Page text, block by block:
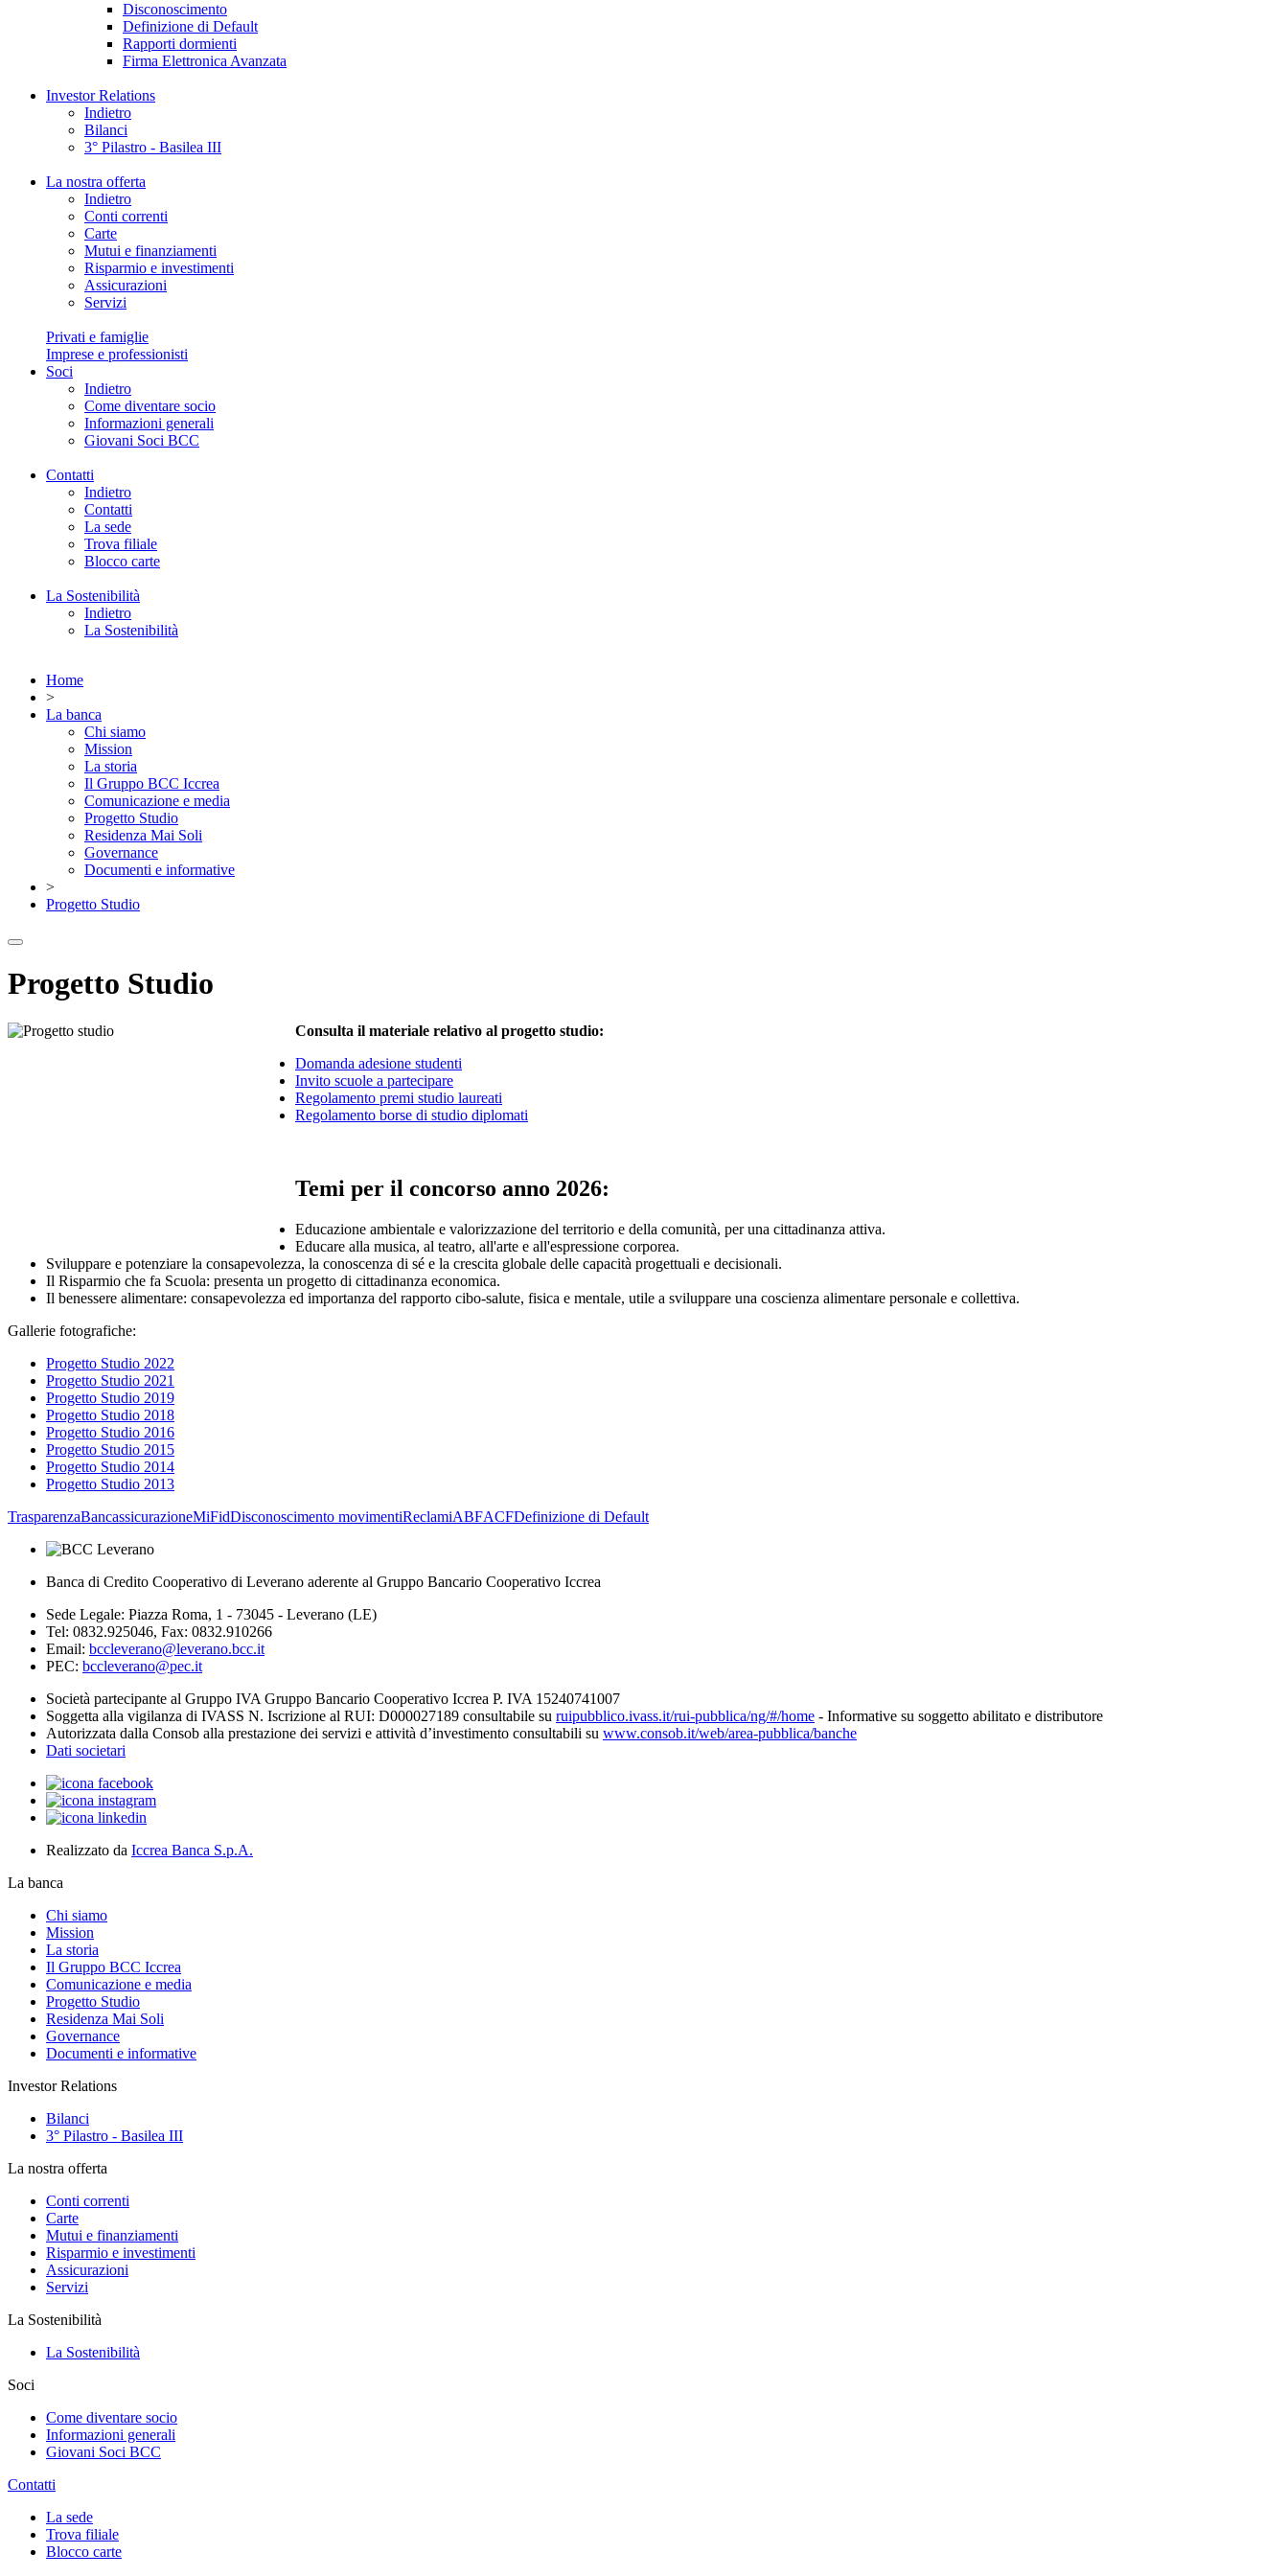
Disconoscimento
Definizione di Default
Rapporti dormienti
Firma Elettronica Avanzata
Investor Relations
Indietro
Bilanci
3° Pilastro - Basilea III
La nostra offerta
Indietro
Conti correnti
Carte
Mutui e finanziamenti
Risparmio e investimenti
Assicurazioni
Servizi
Privati e famiglie
Imprese e professionisti
Soci
Indietro
Come diventare socio
Informazioni generali
Giovani Soci BCC
Contatti
Indietro
Contatti
La sede
Trova filiale
Blocco carte
La Sostenibilità
Indietro
La Sostenibilità
Home
>
La banca
Chi siamo
Mission
La storia
Il Gruppo BCC Iccrea
Comunicazione e media
Progetto Studio
Residenza Mai Soli
Governance
Documenti e informative
>
Progetto Studio
Progetto Studio
Consulta il materiale relativo al progetto studio:
Domanda adesione studenti
Invito scuole a partecipare
Regolamento premi studio laureati
Regolamento borse di studio diplomati
Temi per il concorso anno 2026:
Educazione ambientale e valorizzazione del territorio e della comunità, per una cittadinanza attiva.
Educare alla musica, al teatro, all'arte e all'espressione corporea.
Sviluppare e potenziare la consapevolezza, la conoscenza di sé e la crescita globale delle capacità progettuali e decisionali.
Il Risparmio che fa Scuola: presenta un progetto di cittadinanza economica.
Il benessere alimentare: consapevolezza ed importanza del rapporto cibo-salute, fisica e mentale, utile a sviluppare una coscienza alimentare personale e collettiva.
Gallerie fotografiche:
Progetto Studio 2022
Progetto Studio 2021
Progetto Studio 2019
Progetto Studio 2018
Progetto Studio 2016
Progetto Studio 2015
Progetto Studio 2014
Progetto Studio 2013
TrasparenzaBancassicurazioneMiFidDisconoscimento movimentiReclamiABFACFDefinizione di Default
Banca di Credito Cooperativo di Leverano aderente al Gruppo Bancario Cooperativo Iccrea
Sede Legale: Piazza Roma, 1 - 73045 - Leverano (LE)
Tel: 0832.925046, Fax: 0832.910266
Email: bccleverano@leverano.bcc.it
PEC: bccleverano@pec.it
Società partecipante al Gruppo IVA Gruppo Bancario Cooperativo Iccrea P. IVA 15240741007
Soggetta alla vigilanza di IVASS N. Iscrizione al RUI: D000027189 consultabile su ruipubblico.ivass.it/rui-pubblica/ng/#/home - Informative su soggetto abilitato e distributore
Autorizzata dalla Consob alla prestazione dei servizi e attività d’investimento consultabili su www.consob.it/web/area-pubblica/banche
Dati societari
Realizzato da Iccrea Banca S.p.A.
La banca
Chi siamo
Mission
La storia
Il Gruppo BCC Iccrea
Comunicazione e media
Progetto Studio
Residenza Mai Soli
Governance
Documenti e informative
Investor Relations
Bilanci
3° Pilastro - Basilea III
La nostra offerta
Conti correnti
Carte
Mutui e finanziamenti
Risparmio e investimenti
Assicurazioni
Servizi
La Sostenibilità
La Sostenibilità
Soci
Come diventare socio
Informazioni generali
Giovani Soci BCC
Contatti
La sede
Trova filiale
Blocco carte